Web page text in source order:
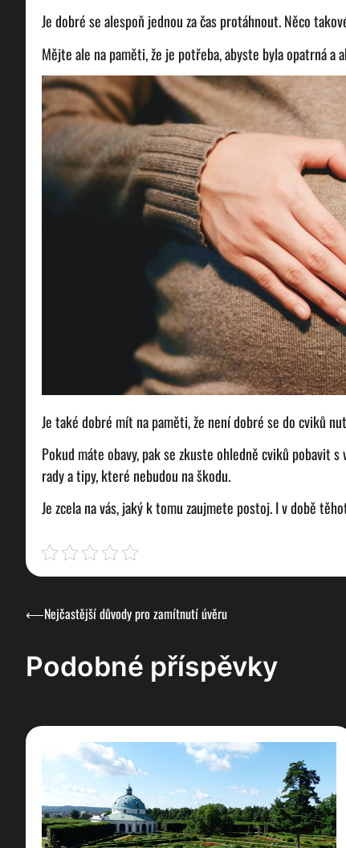
Je dobré se alespoň jednou za čas protáhnout. Něco
Mějte ale na paměti, že je potřeba, abyste byla opatrná a
Je také dobré mít na paměti, že není dobré se do cviků
Pokud máte obavy, pak se zkuste ohledně cviků pobavit
rady a tipy, které nebudou na škodu.
Je zcela na vás, jaký k tomu zaujmete postoj. I v době
Navigace
příspěvek
⟵Nejčastější důvody pro zamítnutí úvěru
Podobné příspěvky